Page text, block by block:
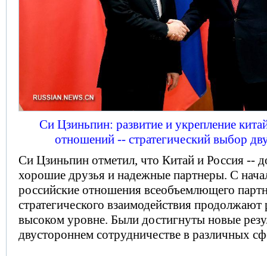
Си Цзиньпин: развитие и укрепление
отношений -- стратегический выбор
Си Цзиньпин отметил, что Китай и Россия --
хорошие друзья и надежные партнеры. С
российские отношения всеобъемлющего
стратегического взаимодействия продолжают
высоком уровне. Были достигнуты новые
двустороннем сотрудничестве в различных